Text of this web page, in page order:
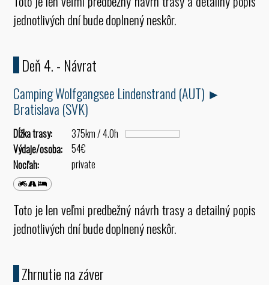
jednotlivých dní bude doplnený neskôr.
Deň 4. - Návrat
Camping Wolfgangsee Lindenstrand (AUT) ►
Bratislava (SVK)
Dĺžka trasy:
Výdaje/osoba:
Nocľah:
375km / 4.0h
54€
private
Toto je len veľmi predbežný návrh trasy a detailný popis
jednotlivých dní bude doplnený neskôr.
Zhrnutie na záver